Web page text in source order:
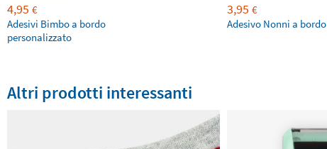
4,95 €
Adesivi Bimbo a bordo
personalizzato
3,95 €
Adesivo Nonni a bordo
Altri prodotti interessanti